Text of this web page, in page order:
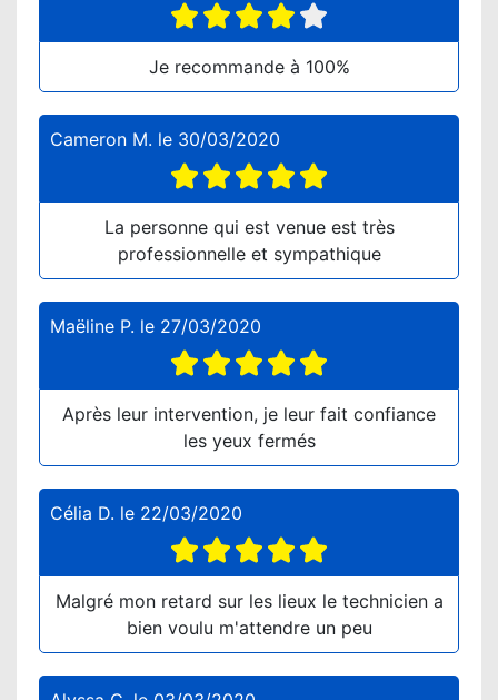
Je recommande à 100%
Cameron M. le 30/03/2020
La personne qui est venue est très
professionnelle et sympathique
Maëline P. le 27/03/2020
Après leur intervention, je leur fait confiance
les yeux fermés
Célia D. le 22/03/2020
Malgré mon retard sur les lieux le technicien a
bien voulu m'attendre un peu